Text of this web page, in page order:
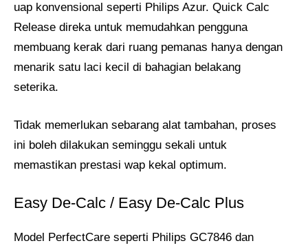
uap konvensional seperti Philips Azur. Quick Calc
Release direka untuk memudahkan pengguna
membuang kerak dari ruang pemanas hanya dengan
menarik satu laci kecil di bahagian belakang
seterika.
Tidak memerlukan sebarang alat tambahan, proses
ini boleh dilakukan seminggu sekali untuk
memastikan prestasi wap kekal optimum.
Easy De-Calc / Easy De-Calc Plus
Model PerfectCare seperti Philips GC7846 dan